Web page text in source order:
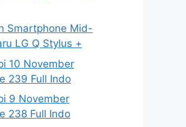
Smartphone Mid-
LG Q Stylus +
10 November
239 Full Indo
9 November
238 Full Indo